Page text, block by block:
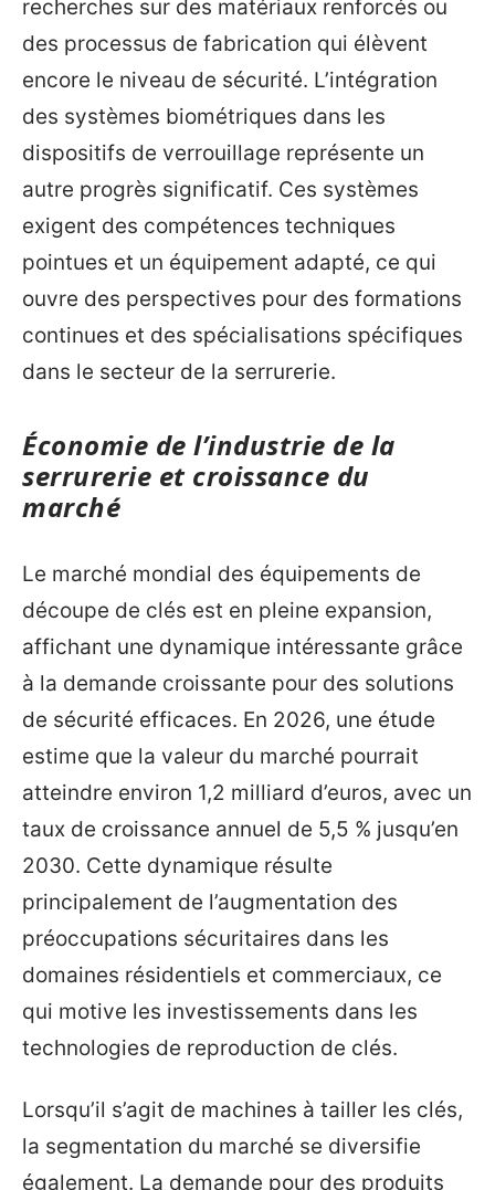
recherches sur des matériaux renforcés ou
des processus de fabrication qui élèvent
encore le niveau de sécurité. L’intégration
des systèmes biométriques dans les
dispositifs de verrouillage représente un
autre progrès significatif. Ces systèmes
exigent des compétences techniques
pointues et un équipement adapté, ce qui
ouvre des perspectives pour des formations
continues et des spécialisations spécifiques
dans le secteur de la serrurerie.
Économie de l’industrie de la
serrurerie et croissance du
marché
Le marché mondial des équipements de
découpe de clés est en pleine expansion,
affichant une dynamique intéressante grâce
à la demande croissante pour des solutions
de sécurité efficaces. En 2026, une étude
estime que la valeur du marché pourrait
atteindre environ 1,2 milliard d’euros, avec un
taux de croissance annuel de 5,5 % jusqu’en
2030. Cette dynamique résulte
principalement de l’augmentation des
préoccupations sécuritaires dans les
domaines résidentiels et commerciaux, ce
qui motive les investissements dans les
technologies de reproduction de clés.
Lorsqu’il s’agit de machines à tailler les clés,
la segmentation du marché se diversifie
également. La demande pour des produits